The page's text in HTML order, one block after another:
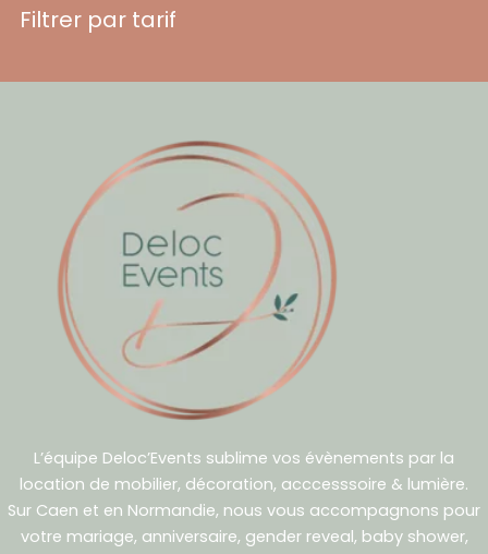
Filtrer par tarif
L’équipe Deloc’Events sublime vos évènements par la
location de mobilier, décoration, acccesssoire & lumière.
Sur Caen et en Normandie, nous vous accompagnons pour
votre mariage, anniversaire, gender reveal, baby shower,